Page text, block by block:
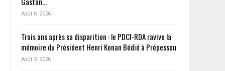
Août 6, 2026
Trois ans après sa disparition : le PDCI-RDA ravive la
mémoire du Président Henri Konan Bédié à Prépessou
Août 3, 2026